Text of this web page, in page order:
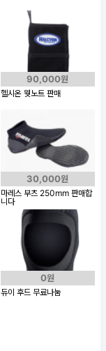
90,000원
헬시온 웻노트 판매
30,000원
마레스 부츠 250mm 판매합
니다
0원
듀이 후드 무료나눔